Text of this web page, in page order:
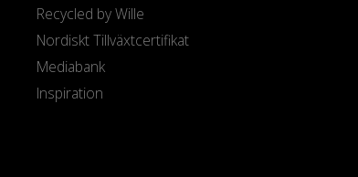
Recycled by Wille
Nordiskt Tillväxtcertifikat
Mediabank
Inspiration